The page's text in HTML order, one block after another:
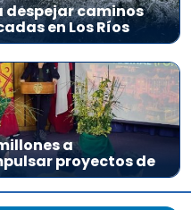
despejar caminos
en Los Ríos
a
proyectos de